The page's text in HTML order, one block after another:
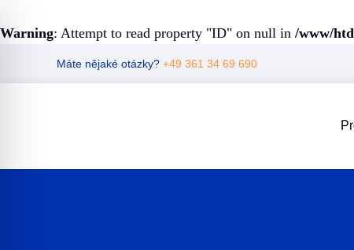
Warning: Attempt to read property "ID" on null in /www/
Máte nějaké otázky? +49 361 34 69 690